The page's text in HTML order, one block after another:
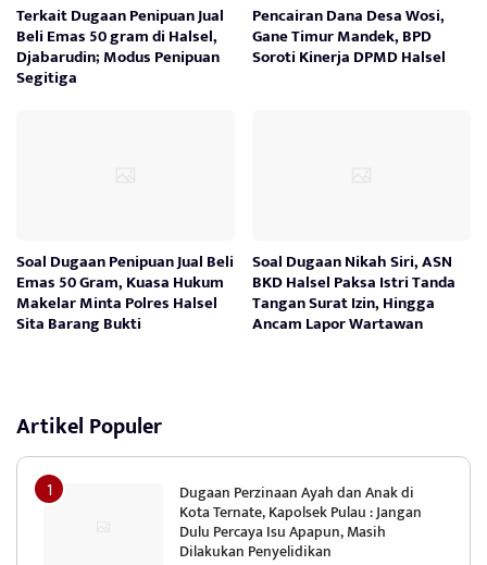
Terkait Dugaan Penipuan Jual
Beli Emas 50 gram di Halsel,
Djabarudin; Modus Penipuan
Segitiga
Pencairan Dana Desa Wosi,
Gane Timur Mandek, BPD
Soroti Kinerja DPMD Halsel
Soal Dugaan Penipuan Jual Beli
Emas 50 Gram, Kuasa Hukum
Makelar Minta Polres Halsel
Sita Barang Bukti
Soal Dugaan Nikah Siri, ASN
BKD Halsel Paksa Istri Tanda
Tangan Surat Izin, Hingga
Ancam Lapor Wartawan
Artikel Populer
Dugaan Perzinaan Ayah dan Anak di
Kota Ternate, Kapolsek Pulau : Jangan
Dulu Percaya Isu Apapun, Masih
Dilakukan Penyelidikan